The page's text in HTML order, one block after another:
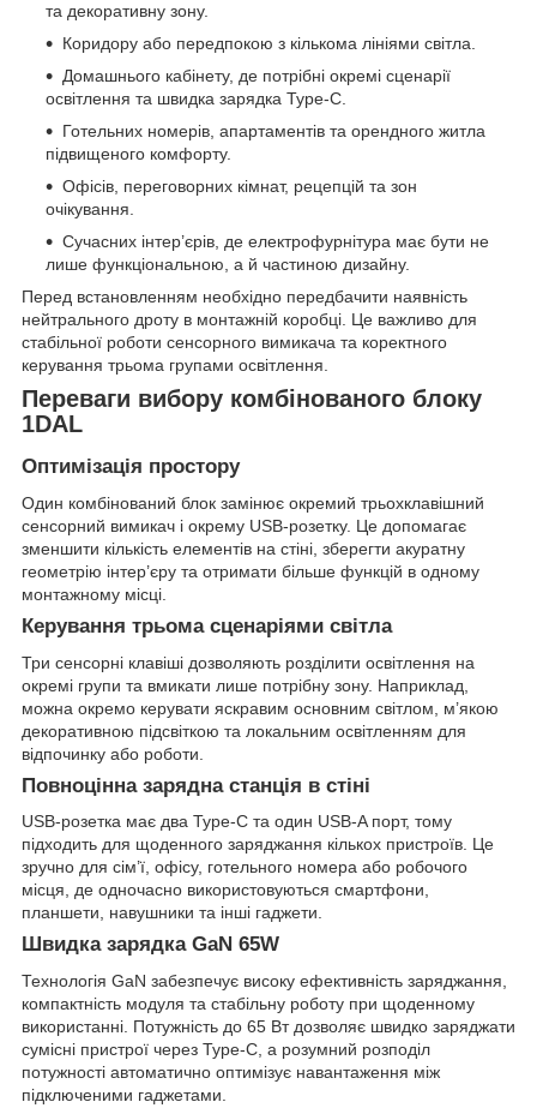
та декоративну зону.
Коридору або передпокою з кількома лініями світла.
Домашнього кабінету, де потрібні окремі сценарії
освітлення та швидка зарядка Type-C.
Готельних номерів, апартаментів та орендного житла
підвищеного комфорту.
Офісів, переговорних кімнат, рецепцій та зон
очікування.
Сучасних інтер’єрів, де електрофурнітура має бути не
лише функціональною, а й частиною дизайну.
Перед встановленням необхідно передбачити наявність
нейтрального дроту в монтажній коробці. Це важливо для
стабільної роботи сенсорного вимикача та коректного
керування трьома групами освітлення.
Переваги вибору комбінованого блоку
1DAL
Оптимізація простору
Один комбінований блок замінює окремий трьохклавішний
сенсорний вимикач і окрему USB-розетку. Це допомагає
зменшити кількість елементів на стіні, зберегти акуратну
геометрію інтер’єру та отримати більше функцій в одному
монтажному місці.
Керування трьома сценаріями світла
Три сенсорні клавіші дозволяють розділити освітлення на
окремі групи та вмикати лише потрібну зону. Наприклад,
можна окремо керувати яскравим основним світлом, м’якою
декоративною підсвіткою та локальним освітленням для
відпочинку або роботи.
Повноцінна зарядна станція в стіні
USB-розетка має два Type-C та один USB-A порт, тому
підходить для щоденного заряджання кількох пристроїв. Це
зручно для сім’ї, офісу, готельного номера або робочого
місця, де одночасно використовуються смартфони,
планшети, навушники та інші гаджети.
Швидка зарядка GaN 65W
Технологія GaN забезпечує високу ефективність заряджання,
компактність модуля та стабільну роботу при щоденному
використанні. Потужність до 65 Вт дозволяє швидко заряджати
сумісні пристрої через Type-C, а розумний розподіл
потужності автоматично оптимізує навантаження між
підключеними гаджетами.